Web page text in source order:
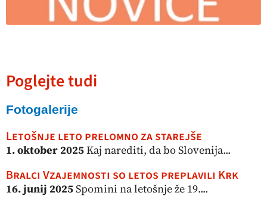
Poglejte tudi
Fotogalerije
Letošnje leto prelomno za starejše
1. oktober 2025Kaj narediti, da bo Slovenija...
Bralci Vzajemnosti so letos preplavili Krk
16. junij 2025Spomini na letošnje že 19....